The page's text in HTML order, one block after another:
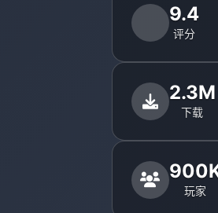
9.4
评分
2.3M
下载
玩家